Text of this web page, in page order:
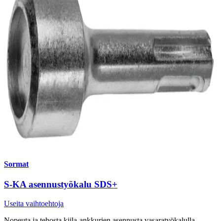
Sormat
S-KA asennustyökalu SDS+
Useita vaihtoehtoja